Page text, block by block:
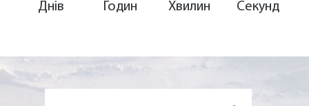
Днів Годин Хвилин Секунд